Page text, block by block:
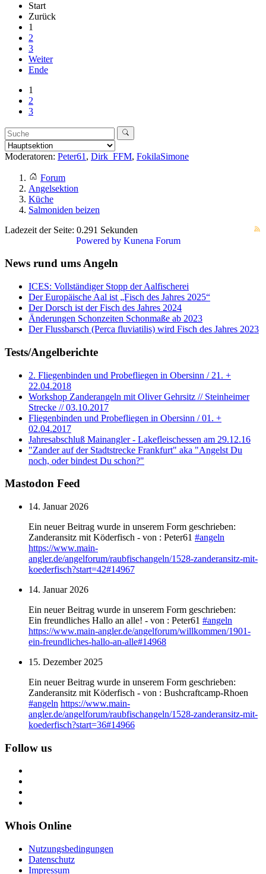
Start
Zurück
1
2
3
Weiter
Ende
1
2
3
Moderatoren: Peter61 , Dirk_FFM, FokilaSimone
Forum
Angelsektion
Küche
Salmoniden beizen
Ladezeit der Seite: 0.291 Sekunden
Powered by Kunena Forum
News rund ums Angeln
ICES: Vollständiger Stopp der Aalfischerei
Der Europäische Aal ist „Fisch des Jahres 2025“
Der Dorsch ist der Fisch des Jahres 2024
Änderungen Schonzeiten Schonmaße ab 2023
Der Flussbarsch (Perca fluviatilis) wird Fisch des Jahres 2023
Tests/Angelberichte
2. Fliegenbinden und Probefliegen in Obersinn / 21. +
22.04.2018
Workshop Zanderangeln mit Oliver Gehrsitz // Steinheimer
Strecke // 03.10.2017
Fliegenbinden und Probefliegen in Obersinn / 01. +
02.04.2017
Jahresabschluß Mainangler - Lakefleischessen am 29.12.16
"Zander auf der Stadtstrecke Frankfurt" aka "Angelst Du
noch, oder bindest Du schon?"
Mastodon Feed
14. Januar 2026
Ein neuer Beitrag wurde in unserem Form geschrieben:
Zanderansitz mit Köderfisch - von : Peter61 #angeln
https://www.main-
angler.de/angelforum/raubfischangeln/1528-zanderansitz-mit-
koederfisch?start=42#14967
14. Januar 2026
Ein neuer Beitrag wurde in unserem Form geschrieben:
Ein freundliches Hallo an alle! - von : Peter61 #angeln
https://www.main-angler.de/angelforum/willkommen/1901-
ein-freundliches-hallo-an-alle#14968
15. Dezember 2025
Ein neuer Beitrag wurde in unserem Form geschrieben:
Zanderansitz mit Köderfisch - von : Bushcraftcamp-Rhoen
#angeln https://www.main-
angler.de/angelforum/raubfischangeln/1528-zanderansitz-mit-
koederfisch?start=36#14966
Follow us
Whois Online
Nutzungsbedingungen
Datenschutz
Impressum